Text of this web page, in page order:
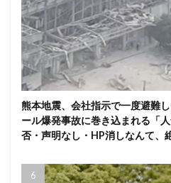
熊本地震、会社指示で一度避難
ール爆発事故に巻き込まれる「
否・声明なし・HP消しなんて、